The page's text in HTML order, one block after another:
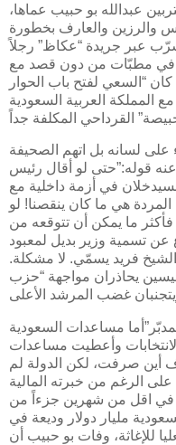
عبدالله بو حبيب عماها،
والرزين والعارف بخطورة
عبر جريدة “عكاظ” رجلاً
في مطبّات من دون قصد مع
“السعي لفتح باب الحوار
المملكة العربية السعودية
(80 سنة) ما جاء على لسانه بل اتهم الصحيفة
عنه قوله:”حتى لو أقال رئيس
في أزمة داخلية مع
هي ما كان ينقصنا! لو
فأكثر ما يمكن أن تتوقعه من
عن تسمية وزير بديل لمعبود
فريد يسمّي. لا مشكلة.
يحاذران مواجهة “حزب
مساعدات السعودية
وأعطيت مساعدات
الـ 2006 التي لا نعرف أين صرفت، لكن الدولة لم
على الرغم من خبرته المالية
في اقل من شهرين جزءاً من
2006 وضعت السعودية مليار دولار وديعة في
للإغاثة، وفات بو حبيب أن